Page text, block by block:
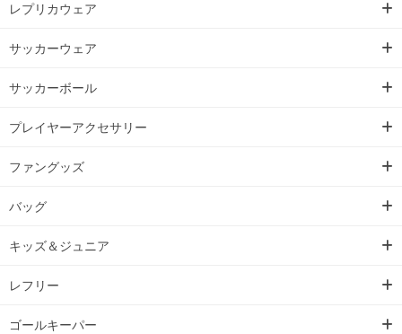
レプリカウェア
サッカーウェア
サッカーボール
プレイヤーアクセサリー
ファングッズ
バッグ
キッズ＆ジュニア
レフリー
ゴールキーパー